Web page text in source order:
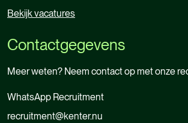
Welke technische
technicus… welke technische
Test het nu en krijg persoonlijk advies
Bekijk vacatures
Bekijk vacatures
Contactgegevens
Meer weten? Neem contact op met onze
WhatsApp Recruitment
recruitment@kenter.nu